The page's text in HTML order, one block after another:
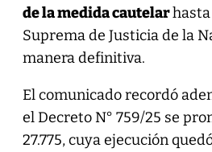
de la medida cautelar
Suprema de Justicia de la
manera definitiva.
El comunicado recordó
el Decreto N° 759/25 se
27.775, cuya ejecución